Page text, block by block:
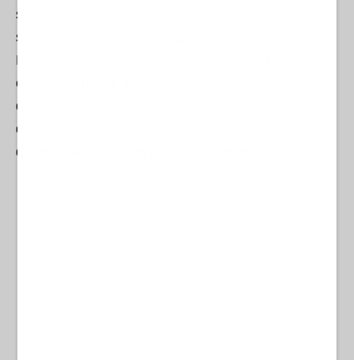
suficientemente graves. Hoy, el problema es de
seguridad ciudadana. Al aproximarse a la zona de
El Salchar, los nadadores se topan con un
escenario hostil: individuos apostados en la costa
que, lejos de respetar el espacio público, se
dedican a increpar, insultar e intentar agredir a
quienes solo buscan practicar deporte.